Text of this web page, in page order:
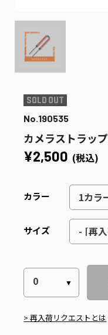
No.190535
カメラストラップ
¥2,500 (税込)
カラー
サイズ
> 再入荷リクエストとは